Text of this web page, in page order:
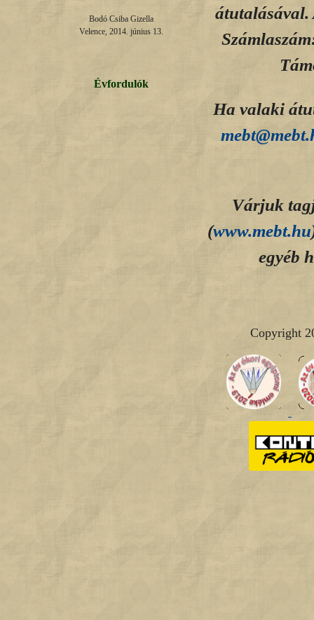
Bodó Csiba Gizella
Velence, 2014. június 13.
Évfordulók
átutalásával.
Ha valaki
Várjuk
(www.mebt.hu
egyéb
Copyright